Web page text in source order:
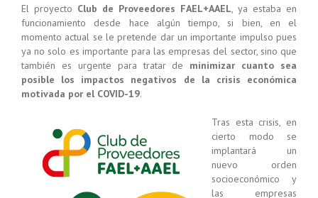
El proyecto Club de Proveedores FAEL+AAEL, ya estaba en
funcionamiento desde hace algún tiempo, si bien, en el
momento actual se le pretende dar un importante impulso pues
ya no solo es importante para las empresas del sector, sino que
también es urgente para tratar de minimizar cuanto sea
posible los impactos negativos de la crisis económica
motivada por el COVID-19.
Tras esta crisis, en
cierto modo se
implantará un
nuevo orden
socioeconómico y
las empresas